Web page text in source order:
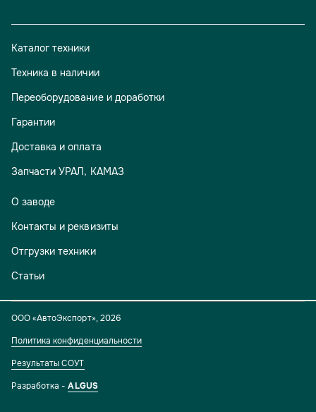
Каталог техники
Техника в наличии
Переоборудование и доработки
Гарантии
Доставка и оплата
Запчасти УРАЛ, КАМАЗ
О заводе
Контакты и реквизиты
Отгрузки техники
Статьи
ООО «АвтоЭкспорт»,2026
Политика конфиденциальности
Результаты СОУТ
Разработка -ALGUS